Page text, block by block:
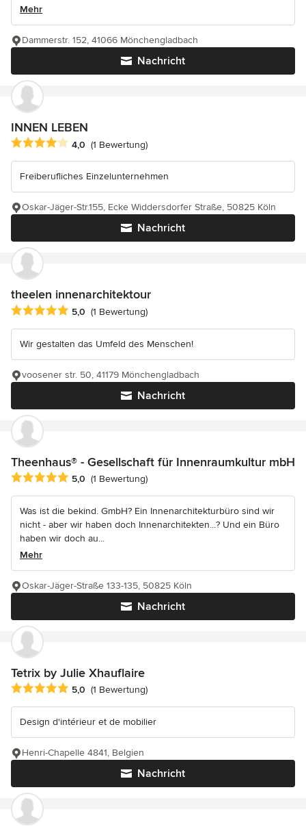
Mehr
Nachricht
Dammerstr. 152, 41066 Mönchengladbach
INNEN LEBEN
Durchschnittliche Bewertung: 4 von 5 Sternen
4,0 (1 Bewertung)
Freiberufliches Einzelunternehmen
Nachricht
Oskar-Jäger-Str.155, Ecke Widdersdorfer Straße, 50825 Köln
theelen innenarchitektour
Durchschnittliche Bewertung: 5 von 5 Sternen
5,0 (1 Bewertung)
Wir gestalten das Umfeld des Menschen!
Nachricht
voosener str. 50, 41179 Mönchengladbach
Theenhaus® - Gesellschaft für Innenraumkultur mbH
Durchschnittliche Bewertung: 5 von 5 Sternen
5,0 (1 Bewertung)
Was ist die bekind. GmbH? Ein Innenarchitekturbüro sind wir
nicht - aber wir haben doch Innenarchitekten...? Und ein Büro
haben wir doch au...
Mehr
Nachricht
Oskar-Jäger-Straße 133-135, 50825 Köln
Tetrix by Julie Xhauflaire
Durchschnittliche Bewertung: 5 von 5 Sternen
5,0 (1 Bewertung)
Design d'intérieur et de mobilier
Nachricht
Henri-Chapelle 4841, Belgien